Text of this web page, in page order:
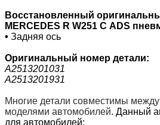
Восстановленный
MERCEDES R W251 С ADS
• Задняя ось
Оригинальный номер детали:
A2513201031
A2513201931
Многие детали совместимы
моделями автомобилей. Данный
для автомобилей: